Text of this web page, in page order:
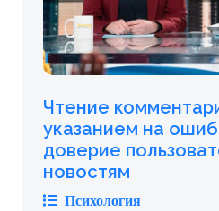
Чтение
указанием на
доверие
новостям
Психология